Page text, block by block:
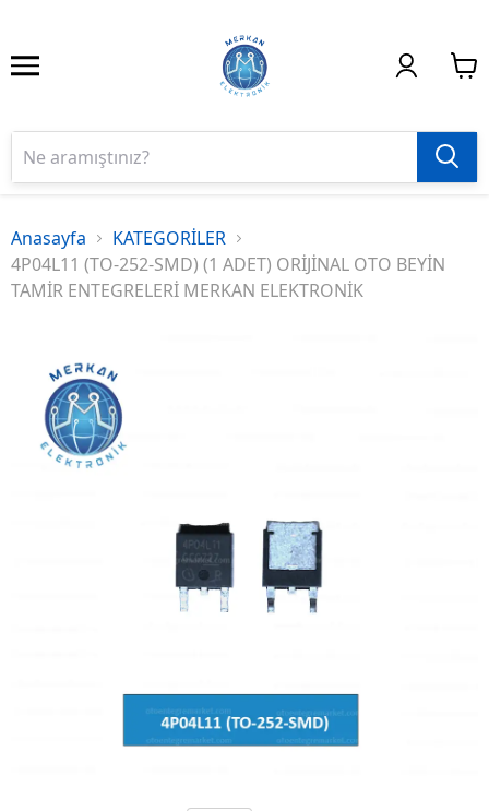
Anasayfa
KATEGORİLER
4P04L11 (TO-252-SMD) (1 ADET) ORİJİNAL OTO BEYİN
TAMİR ENTEGRELERİ MERKAN ELEKTRONİK